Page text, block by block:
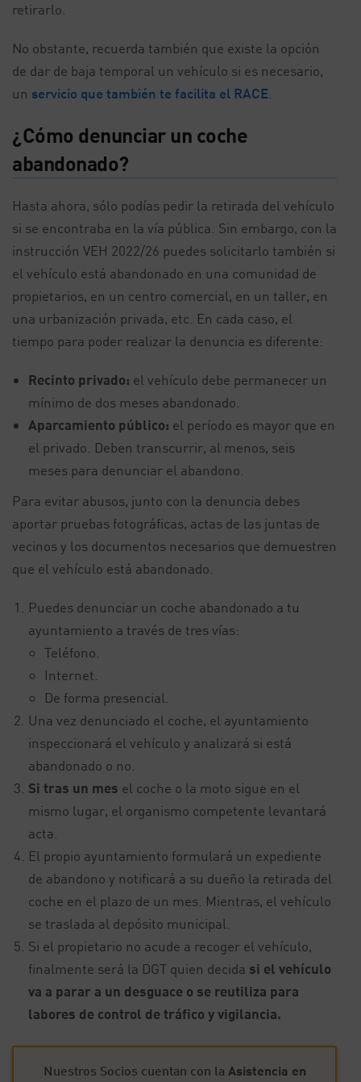
retirarlo.
No obstante, recuerda también que existe la opción
de dar de baja temporal un vehículo si es necesario,
un servicio que también te facilita el RACE
¿Cómo denunciar un coche
abandonado?
Hasta ahora, sólo podías pedir la retirada del vehículo
si se encontraba en la vía pública. Sin embargo, con la
instrucción VEH 2022/26 puedes solicitarlo también si
el vehículo está abandonado en una comunidad de
propietarios, en un centro comercial, en un taller, en
una urbanización privada, etc. En cada caso, el
tiempo para poder realizar la denuncia es diferente:
Recinto privado: el vehículo debe permanecer un
mínimo de dos meses abandonado.
Aparcamiento público: el período es mayor que en
el privado. Deben transcurrir, al menos, seis
meses para denunciar el abandono.
Para evitar abusos, junto con la denuncia debes
aportar pruebas fotográficas, actas de las juntas de
vecinos y los documentos necesarios que demuestren
que el vehículo está abandonado.
Puedes denunciar un coche abandonado a tu
ayuntamiento a través de tres vías:
Teléfono.
Internet.
De forma presencial.
Una vez denunciado el coche, el ayuntamiento
inspeccionará el vehículo y analizará si está
abandonado o no.
Si tras un mes el coche o la moto sigue en el
mismo lugar, el organismo competente levantará
acta.
El propio ayuntamiento formulará un expediente
de abandono y notificará a su dueño la retirada del
coche en el plazo de un mes. Mientras, el vehículo
se traslada al depósito municipal.
Si el propietario no acude a recoger el vehículo,
finalmente será la DGT quien decida si el vehículo
va a parar a un desguace o se reutiliza para
labores de control de tráfico y vigilancia.
Nuestros Socios cuentan con la Asistencia en